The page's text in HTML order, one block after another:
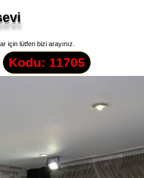
için lütfen bizi arayınız.
Kodu: 11705